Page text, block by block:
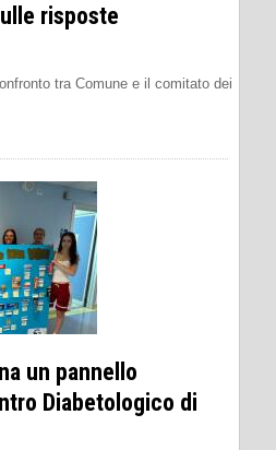
risposte
tra Comune e il comitato dei
un pannello
Diabetologico di